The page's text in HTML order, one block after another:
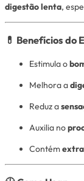
digestão lenta,
💊 Benefícios do
Estimula o
Melhora a
Reduz a
Auxilia no
Contém